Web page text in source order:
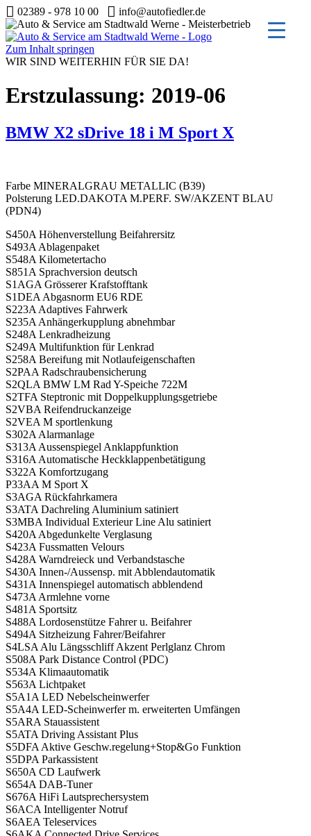
02389 - 978 10 00 info@autofiedler.de
Zum Inhalt springen
WIR SIND WEITERHIN FÜR SIE DA!
Erstzulassung: 2019-06
BMW X2 sDrive 18 i M Sport X
Farbe MINERALGRAU METALLIC (B39)
Polsterung LED.DAKOTA M.PERF. SW/AKZENT BLAU
(PDN4)
S450A Höhenverstellung Beifahrersitz
S493A Ablagenpaket
S548A Kilometertacho
S851A Sprachversion deutsch
S1AGA Grösserer Krafstofftank
S1DEA Abgasnorm EU6 RDE
S223A Adaptives Fahrwerk
S235A Anhängerkupplung abnehmbar
S248A Lenkradheizung
S249A Multifunktion für Lenkrad
S258A Bereifung mit Notlaufeigenschaften
S2PAA Radschraubensicherung
S2QLA BMW LM Rad Y-Speiche 722M
S2TFA Steptronic mit Doppelkupplungsgetriebe
S2VBA Reifendruckanzeige
S2VEA M sportlenkung
S302A Alarmanlage
S313A Aussenspiegel Anklappfunktion
S316A Automatische Heckklappenbetätigung
S322A Komfortzugang
P33AA M Sport X
S3AGA Rückfahrkamera
S3ATA Dachreling Aluminium satiniert
S3MBA Individual Exterieur Line Alu satiniert
S420A Abgedunkelte Verglasung
S423A Fussmatten Velours
S428A Warndreieck und Verbandstasche
S430A Innen-/Aussensp. mit Abblendautomatik
S431A Innenspiegel automatisch abblendend
S473A Armlehne vorne
S481A Sportsitz
S488A Lordosenstütze Fahrer u. Beifahrer
S494A Sitzheizung Fahrer/Beifahrer
S4LSA Alu Längsschliff Akzent Perlglanz Chrom
S508A Park Distance Control (PDC)
S534A Klimaautomatik
S563A Lichtpaket
S5A1A LED Nebelscheinwerfer
S5A4A LED-Scheinwerfer m. erweiterten Umfängen
S5ARA Stauassistent
S5ATA Driving Assistant Plus
S5DFA Aktive Geschw.regelung+Stop&Go Funktion
S5DPA Parkassistent
S650A CD Laufwerk
S654A DAB-Tuner
S676A HiFi Lautsprechersystem
S6ACA Intelligenter Notruf
S6AEA Teleservices